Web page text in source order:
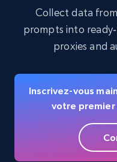
Crunchbase
Name, URL, ID, Cb
15.6K+
Crunchbase
Collect data
prompts into
proxies and
Inscrivez-vous
votre premier